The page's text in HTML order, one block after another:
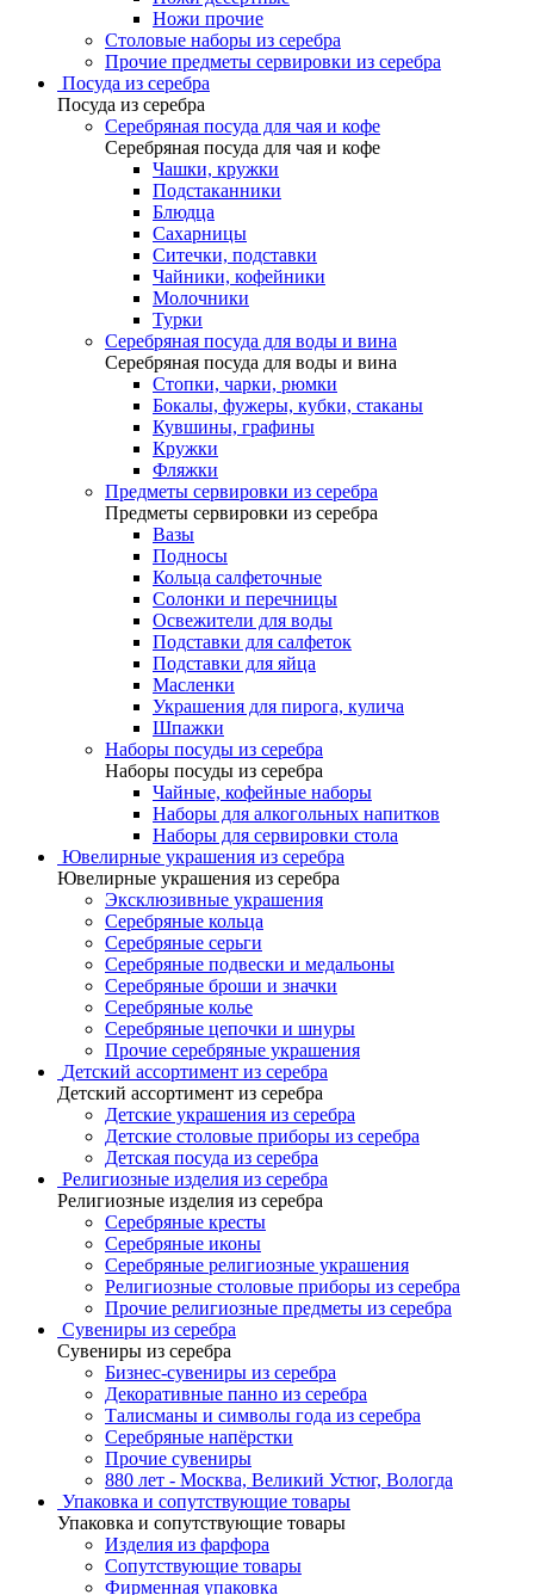
Ножи прочие
Столовые наборы из серебра
Прочие предметы сервировки из серебра
Посуда из серебра
Посуда из серебра
Серебряная посуда для чая и кофе
Серебряная посуда для чая и кофе
Чашки, кружки
Подстаканники
Блюдца
Сахарницы
Ситечки, подставки
Чайники, кофейники
Молочники
Турки
Серебряная посуда для воды и вина
Серебряная посуда для воды и вина
Стопки, чарки, рюмки
Бокалы, фужеры, кубки, стаканы
Кувшины, графины
Кружки
Фляжки
Предметы сервировки из серебра
Предметы сервировки из серебра
Вазы
Подносы
Кольца салфеточные
Солонки и перечницы
Освежители для воды
Подставки для салфеток
Подставки для яйца
Масленки
Украшения для пирога, кулича
Шпажки
Наборы посуды из серебра
Наборы посуды из серебра
Чайные, кофейные наборы
Наборы для алкогольных напитков
Наборы для сервировки стола
Ювелирные украшения из серебра
Ювелирные украшения из серебра
Эксклюзивные украшения
Серебряные кольца
Серебряные серьги
Серебряные подвески и медальоны
Серебряные броши и значки
Серебряные колье
Серебряные цепочки и шнуры
Прочие серебряные украшения
Детский ассортимент из серебра
Детский ассортимент из серебра
Детские украшения из серебра
Детские столовые приборы из серебра
Детская посуда из серебра
Религиозные изделия из серебра
Религиозные изделия из серебра
Серебряные кресты
Серебряные иконы
Серебряные религиозные украшения
Религиозные столовые приборы из серебра
Прочие религиозные предметы из серебра
Сувениры из серебра
Сувениры из серебра
Бизнес-сувениры из серебра
Декоративные панно из серебра
Талисманы и символы года из серебра
Серебряные напёрстки
Прочие сувениры
880 лет - Москва, Великий Устюг, Вологда
Упаковка и сопутствующие товары
Упаковка и сопутствующие товары
Изделия из фарфора
Сопутствующие товары
Фирменная упаковка